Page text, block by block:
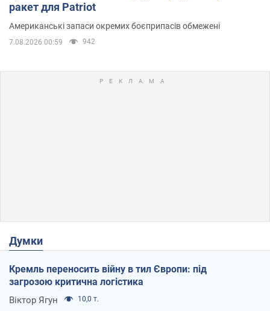
ракет для Patriot
Американські запаси окремих боєприпасів обмежені
7.08.2026 00:59 942
Думки
Кремль переносить війну в тил Європи: під
загрозою критична логістика
Віктор Ягун 10,0 т.